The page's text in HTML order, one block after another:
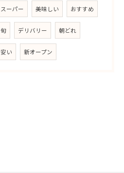
スーパー 美味しい おすすめ
旬 デリバリー 朝どれ
安い 新オープン